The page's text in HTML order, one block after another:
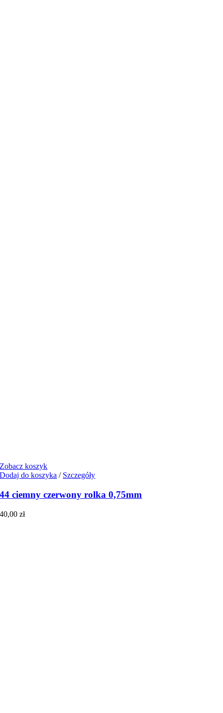
Zobacz koszyk
Dodaj do koszyka / Szczegóły
44 ciemny czerwony rolka 0,75mm
40,00zł